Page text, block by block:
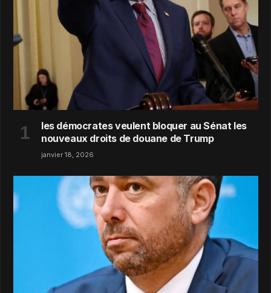
les démocrates veulent bloquer au Sénat les
nouveaux droits de douane de Trump
janvier 18, 2026